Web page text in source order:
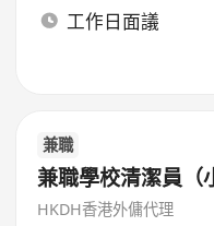
工作日面議
兼職
兼職學校清潔員（
HKDH香港外傭代理